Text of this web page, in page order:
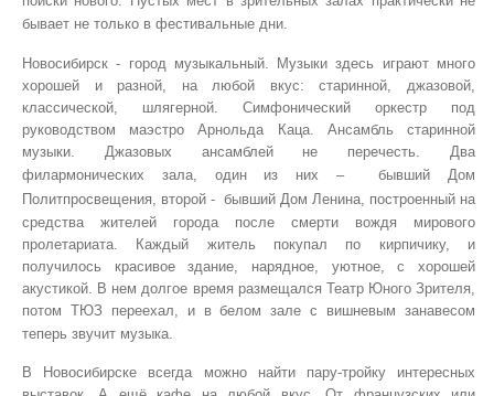
бывает не только в фестивальные дни.
Новосибирск - город музыкальный. Музыки здесь играют много
хорошей и разной, на любой вкус: старинной, джазовой,
классической, шлягерной. Симфонический оркестр под
руководством маэстро Арнольда Каца. Ансамбль старинной
музыки. Джазовых ансамблей не перечесть. Два
филармонических зала, один из них –
бывший Дом
Политпросвещения, второй - бывший Дом Ленина, построенный на
средства жителей города после смерти вождя мирового
пролетариата. Каждый житель покупал по кирпичику, и
получилось красивое здание, нарядное, уютное, с хорошей
акустикой. В нем долгое время размещался Театр Юного Зрителя,
потом ТЮЗ переехал, и в белом зале с вишневым занавесом
теперь звучит музыка.
В Новосибирске всегда можно найти пару-тройку интересных